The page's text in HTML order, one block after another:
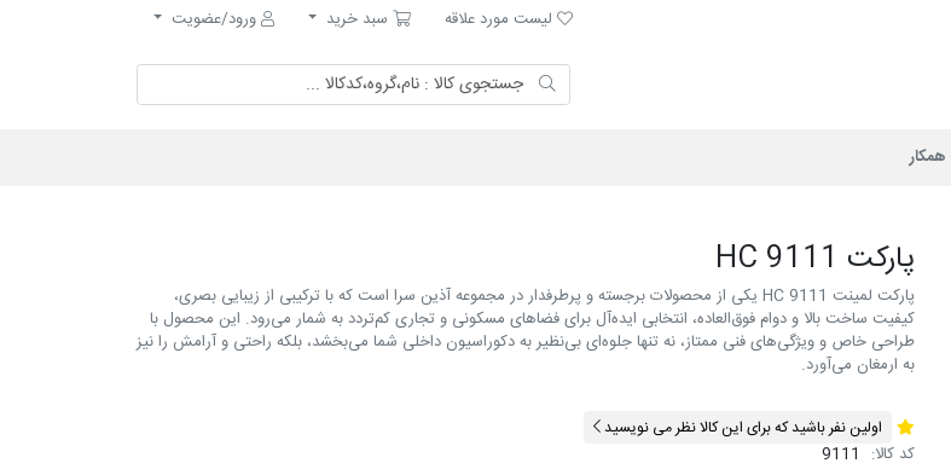
لیست مورد علاقه
لیست مورد علاقه سبد خرید
سبد خرید
ورود/عضویت
پارکت HC 9111
پارکت لمینت HC 9111 یکی از محصولات برجسته و پرطرفدار در مجموعه آذین سرا است که با ترکیبی از زیبایی بصری،
کیفیت ساخت بالا و دوام فوق‌العاده، انتخابی ایده‌آل برای فضاهای مسکونی و تجاری کم‌تردد به شمار می‌رود. این محصول با
طراحی خاص و ویژگی‌های فنی ممتاز، نه تنها جلوه‌ای بی‌نظیر به دکوراسیون داخلی شما می‌بخشد، بلکه راحتی و آرامش را نیز
به ارمغان می‌آورد.
اولین نفر باشید که برای این کالا نظر می نویسید
کد کالا: 9111